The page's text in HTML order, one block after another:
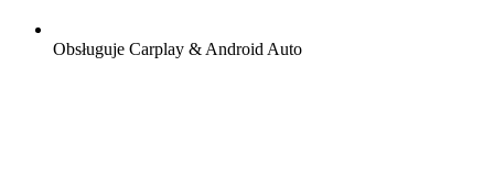
Obsługuje Carplay & Android Auto